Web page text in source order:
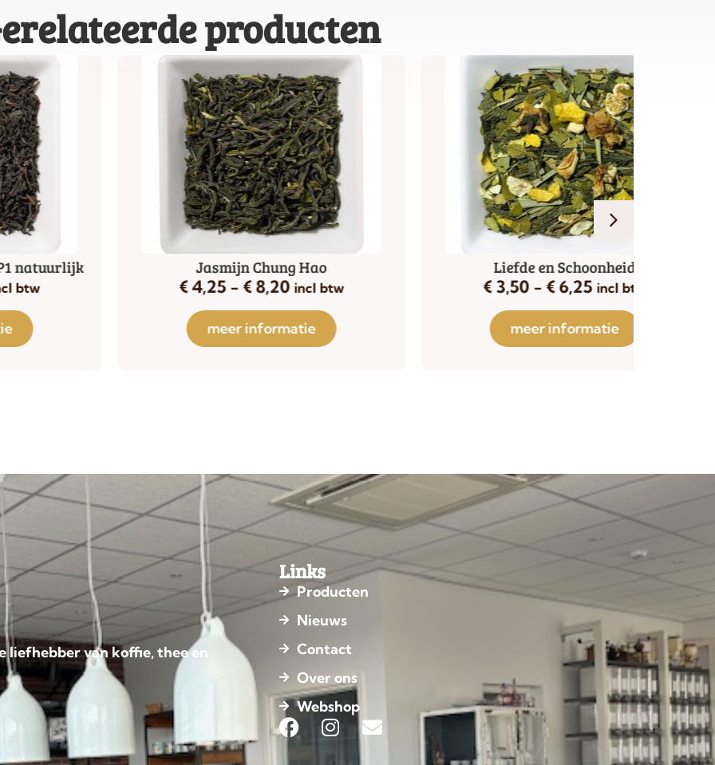
producten
Jasmijn Chung Hao
8,20 incl btw
meer informatie
Liefde en Schoonheid
6,25 incl btw
meer informatie
liefhebber van koffie, thee en
Links
Producten
Nieuws
Contact
Over ons
Webshop